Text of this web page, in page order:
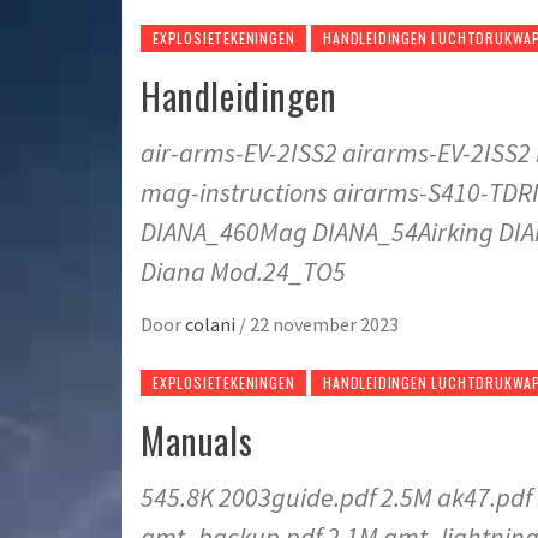
EXPLOSIETEKENINGEN HANDLEIDINGEN
Handleidingen
air-arms-EV-2ISS2 airarms-EV-
mag-instructions airarms-S410-
DIANA_460Mag DIANA_54Airking
Diana Mod.24_TO5
Doorcolani / 22 november 2023
EXPLOSIETEKENINGEN HANDLEIDINGEN
Manuals
545.8K 2003guide.pdf 2.5M